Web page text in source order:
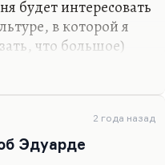
будет интересовать
в которой я
что большое)
всего по
нет, я не думал
и то, что я там
2 года назад
Эдуарде